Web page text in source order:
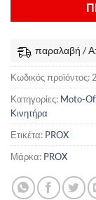
παραλαβή /
Κωδικός προϊόντος:
Κατηγορίες: Moto-
Κινητήρα
Ετικέτα: PROX
Μάρκα: PROX